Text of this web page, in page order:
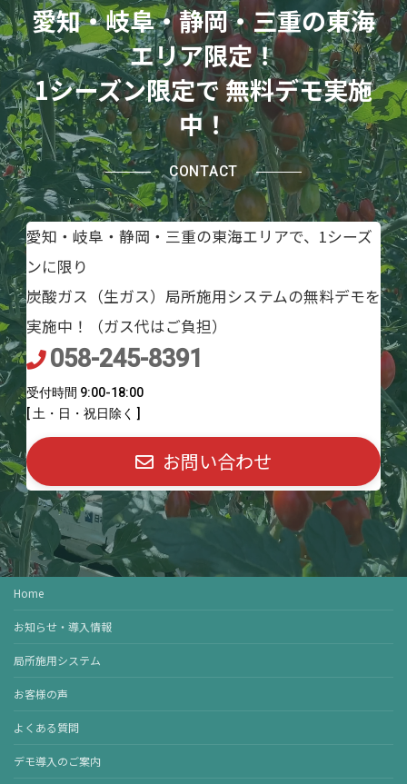
愛知・岐阜・静岡・三重の東海
エリア限定！
1シーズン限定で 無料デモ実施
中！
CONTACT
愛知・岐阜・静岡・三重の東海エリアで、1シーズ
ンに限り
炭酸ガス（生ガス）局所施用システムの無料デモを
実施中！（ガス代はご負担）
058-245-8391
受付時間 9:00-18:00
[ 土・日・祝日除く ]
お問い合わせ
Home
お知らせ・導入情報
局所施用システム
お客様の声
よくある質問
デモ導入のご案内